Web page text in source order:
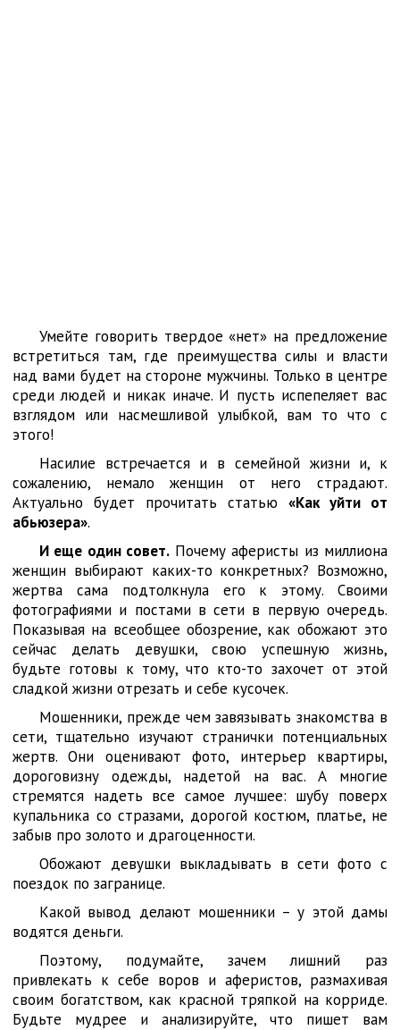
Умейте говорить твердое «нет» на предложение
встретиться там, где преимущества силы и власти
над вами будет на стороне мужчины. Только в центре
среди людей и никак иначе. И пусть испепеляет вас
взглядом или насмешливой улыбкой, вам то что с
этого!
Насилие встречается и в семейной жизни и, к
сожалению, немало женщин от него страдают.
Актуально будет прочитать статью «Как уйти от
абьюзера».
И еще один совет.Почему аферисты из миллиона
женщин выбирают каких-то конкретных? Возможно,
жертва сама подтолкнула его к этому. Своими
фотографиями и постами в сети в первую очередь.
Показывая на всеобщее обозрение, как обожают это
сейчас делать девушки, свою успешную жизнь,
будьте готовы к тому, что кто-то захочет от этой
сладкой жизни отрезать и себе кусочек.
Мошенники, прежде чем завязывать знакомства в
сети, тщательно изучают странички потенциальных
жертв. Они оценивают фото, интерьер квартиры,
дороговизну одежды, надетой на вас. А многие
стремятся надеть все самое лучшее: шубу поверх
купальника со стразами, дорогой костюм, платье, не
забыв про золото и драгоценности.
Обожают девушки выкладывать в сети фото с
поездок по загранице.
Какой вывод делают мошенники – у этой дамы
водятся деньги.
Поэтому, подумайте, зачем лишний раз
привлекать к себе воров и аферистов, размахивая
своим богатством, как красной тряпкой на корриде.
Будьте мудрее и анализируйте, что пишет вам